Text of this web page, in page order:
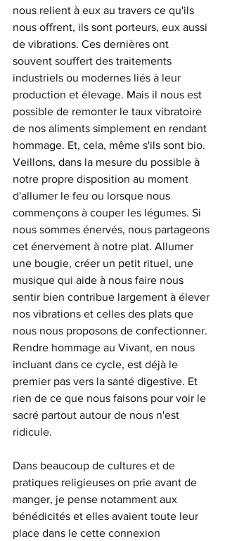
nous relient à eux au travers ce qu'ils
nous offrent, ils sont porteurs, eux aussi
de vibrations. Ces dernières ont
souvent souffert des traitements
industriels ou modernes liés à leur
production et élevage. Mais il nous est
possible de remonter le taux vibratoire
de nos aliments simplement en rendant
hommage. Et, cela, même s'ils sont bio.
Veillons, dans la mesure du possible à
notre propre disposition au moment
d'allumer le feu ou lorsque nous
commençons à couper les légumes. Si
nous sommes énervés, nous partageons
cet énervement à notre plat. Allumer
une bougie, créer un petit rituel, une
musique qui aide à nous faire nous
sentir bien contribue largement à élever
nos vibrations et celles des plats que
nous nous proposons de confectionner.
Rendre hommage au Vivant, en nous
incluant dans ce cycle, est déjà le
premier pas vers la santé digestive. Et
rien de ce que nous faisons pour voir le
sacré partout autour de nous n'est
ridicule.
Dans beaucoup de cultures et de
pratiques religieuses on prie avant de
manger, je pense notamment aux
bénédicités et elles avaient toute leur
place dans le cette connexion